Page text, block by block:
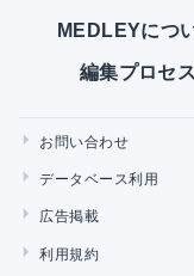
MEDLEYにつ
編集プロセス
お問い合わせ
データベース利用
広告掲載
利用規約